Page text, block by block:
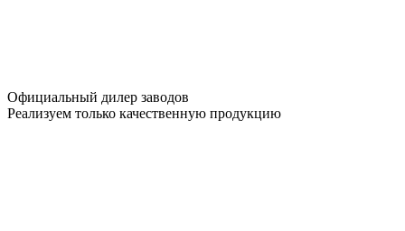
Официальный дилер заводов
Реализуем только качественную продукцию